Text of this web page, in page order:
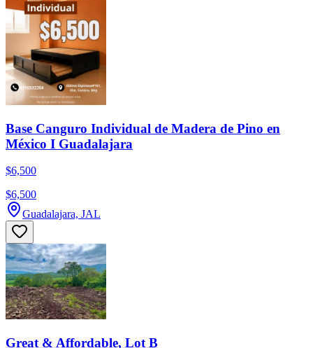
Base Canguro Individual de Madera de Pino en
México I Guadalajara
$6,500
$6,500
Guadalajara, JAL
Great & Affordable, Lot B